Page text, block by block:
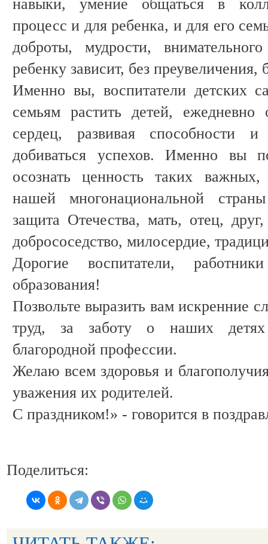
навыки, умение общаться в
процесс и для ребенка, и для его
доброты, мудрости,
ребенку зависит, без преувеличения,
Именно вы, воспитатели детских
семьям растить детей,
сердец, развивая способности
добиваться успехов. Именно вы
осознать ценность таких
нашей многонациональной
защита Отечества, мать, отец,
добрососедство, милосердие,
Дорогие воспитатели,
образования!
Позвольте выразить вам искренние
труд, за заботу о наших
благородной профессии.
Желаю всем здоровья и
уважения их родителей.
С праздником!» - говорится в
Поделиться: